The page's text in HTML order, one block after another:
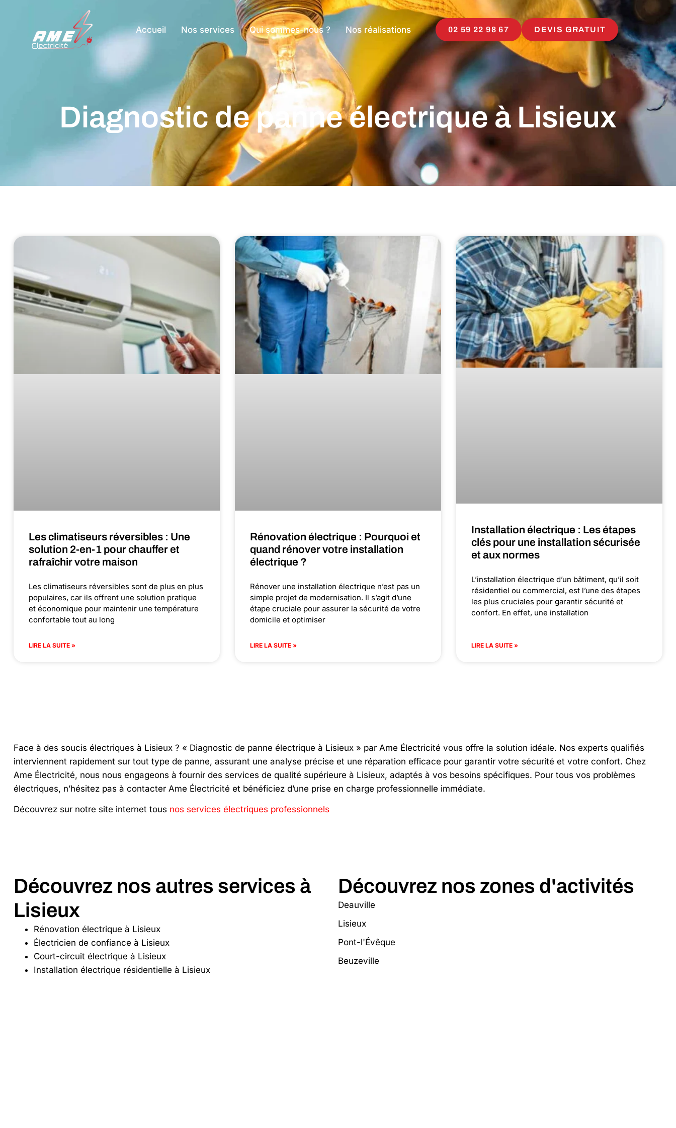
Accueil Nos services Qui sommes-nous ? Nos réalisations 02 59 22 98 67 DEVIS GRATUIT
Diagnostic de panne électrique à Lisieux
Les climatiseurs réversibles : Une
solution 2-en-1 pour chauffer et
rafraîchir votre maison
Les climatiseurs réversibles sont de plus en plus
populaires, car ils offrent une solution pratique
et économique pour maintenir une température
confortable tout au long
LIRE LA SUITE »
Rénovation électrique : Pourquoi et
quand rénover votre installation
électrique ?
Rénover une installation électrique n’est pas un
simple projet de modernisation. Il s’agit d’une
étape cruciale pour assurer la sécurité de votre
domicile et optimiser
LIRE LA SUITE »
Installation électrique : Les étapes
clés pour une installation sécurisée
et aux normes
L’installation électrique d’un bâtiment, qu’il soit
résidentiel ou commercial, est l’une des étapes
les plus cruciales pour garantir sécurité et
confort. En effet, une installation
LIRE LA SUITE »
Face à des soucis électriques à Lisieux ? « Diagnostic de panne électrique à Lisieux » par Ame Électricité vous offre la solution idéale. Nos experts qualifiés
interviennent rapidement sur tout type de panne, assurant une analyse précise et une réparation efficace pour garantir votre sécurité et votre confort. Chez
Ame Électricité, nous nous engageons à fournir des services de qualité supérieure à Lisieux, adaptés à vos besoins spécifiques. Pour tous vos problèmes
électriques, n’hésitez pas à contacter Ame Électricité et bénéficiez d’une prise en charge professionnelle immédiate.
Découvrez sur notre site internet tous nos services électriques professionnels
Découvrez nos autres services à
Lisieux
Rénovation électrique à Lisieux
Électricien de confiance à Lisieux
Court-circuit électrique à Lisieux
Installation électrique résidentielle à Lisieux
Découvrez nos zones d'activités
Deauville
Lisieux
Pont-l'Évêque
Beuzeville